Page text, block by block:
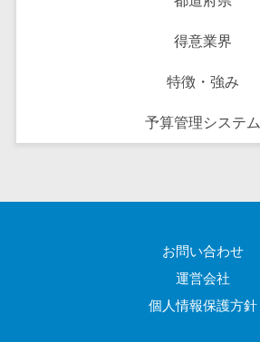
診療予約シス
歯科向け電子
システム
理システム
電子薬歴シス
テム
得意業界
特徴・強み
予算管理システム
お問い合わせ
運営会社
個人情報保護方針